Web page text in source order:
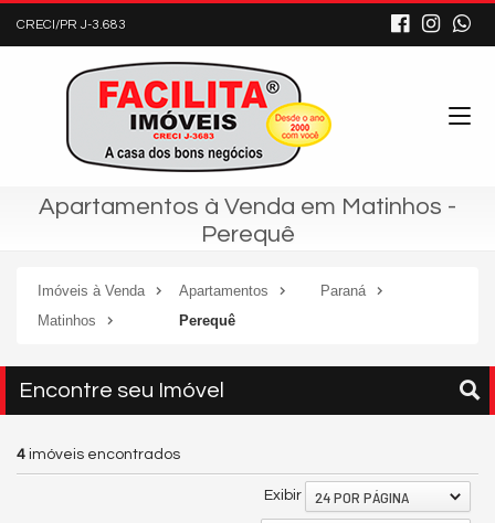
CRECI/PR J-3.683
Apartamentos à Venda em Matinhos -
Perequê
Imóveis à Venda Apartamentos
Paraná
Matinhos
Perequê
Encontre seu Imóvel
4 imóveis encontrados
Exibir 24 POR PÁGINA